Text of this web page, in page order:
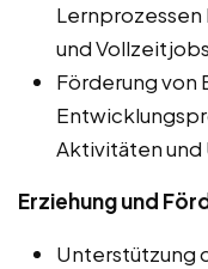
und
Förderung von
Aktivitäten und
Erziehung und
Unterstützung